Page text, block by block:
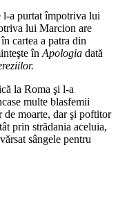
l-a purtat împotriva lui
lui Marcion are
cartea a patra din
în Apologia dată
la Roma şi l-a
multe blasfemii
de moarte, dar şi poftitor
prin strădania aceluia,
sângele pentru